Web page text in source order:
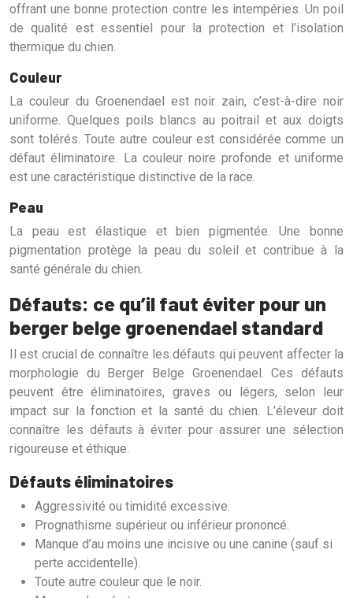
offrant une bonne protection contre les intempéries. Un poil
de qualité est essentiel pour la protection et l’isolation
thermique du chien.
Couleur
La couleur du Groenendael est noir zain, c’est-à-dire noir
uniforme. Quelques poils blancs au poitrail et aux doigts
sont tolérés. Toute autre couleur est considérée comme un
défaut éliminatoire. La couleur noire profonde et uniforme
est une caractéristique distinctive de la race.
Peau
La peau est élastique et bien pigmentée. Une bonne
pigmentation protège la peau du soleil et contribue à la
santé générale du chien.
Défauts: ce qu’il faut éviter pour un
berger belge groenendael standard
Il est crucial de connaître les défauts qui peuvent affecter la
morphologie du Berger Belge Groenendael. Ces défauts
peuvent être éliminatoires, graves ou légers, selon leur
impact sur la fonction et la santé du chien. L’éleveur doit
connaître les défauts à éviter pour assurer une sélection
rigoureuse et éthique.
Défauts éliminatoires
Aggressivité ou timidité excessive.
Prognathisme supérieur ou inférieur prononcé.
Manque d’au moins une incisive ou une canine (sauf si
perte accidentelle).
Toute autre couleur que le noir.